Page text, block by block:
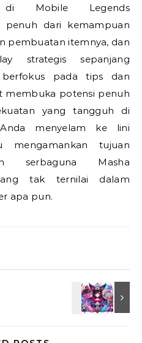
di Mobile Legends
penuh dari kemampuan
pembuatan itemnya, dan
strategis sepanjang
berfokus pada tips dan
membuka potensi penuh
yang tangguh di
menyelam ke lini
mengamankan tujuan
serbaguna Masha
tak ternilai dalam
apa pun.